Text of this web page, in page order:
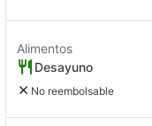
Alimentos
Desayuno
No reembolsable